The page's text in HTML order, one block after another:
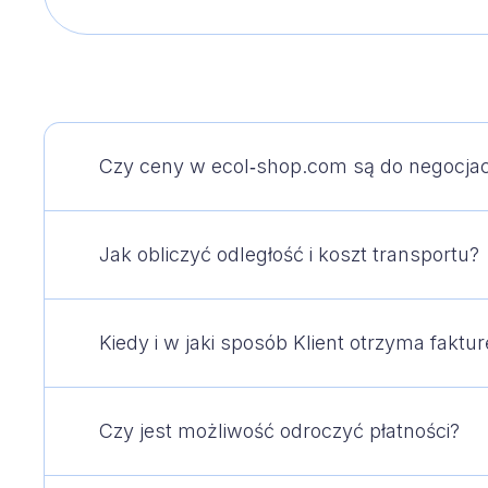
Czy ceny w ecol‑shop.com są do
Jak obliczyć odległość i koszt transportu?
Kiedy i w jaki sposób Klient otrzyma
Czy jest możliwość odroczyć płatności?
Separatory koalescencyjne z osadnikiem
Przewód iskrobezpieczny